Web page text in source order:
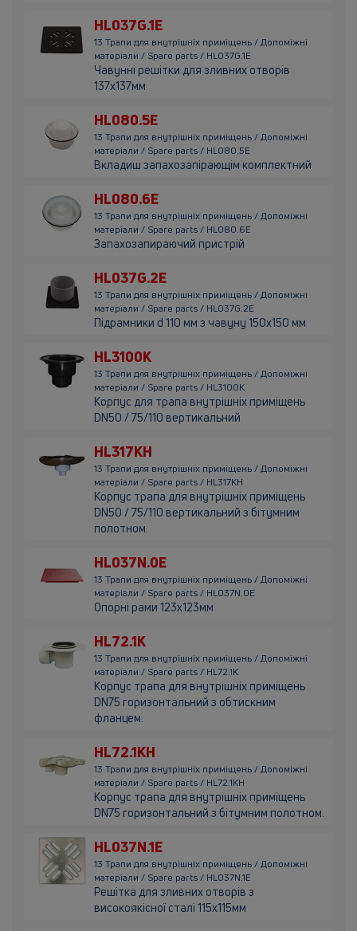
HL037G.1E
13 Трапи для внутрішніх приміщень / Допоміжні
матеріали / Spare parts / HL037G.1E
Чавунні решітки для зливних отворів
137х137мм
HL080.5E
13 Трапи для внутрішніх приміщень / Допоміжні
матеріали / Spare parts / HL080.5E
Вкладиш запахозапірающім комплектний
HL080.6E
13 Трапи для внутрішніх приміщень / Допоміжні
матеріали / Spare parts / HL080.6E
Запахозапираючий пристрій
HL037G.2E
13 Трапи для внутрішніх приміщень / Допоміжні
матеріали / Spare parts / HL037G.2E
Підрамники d 110 мм з чавуну 150х150 мм
HL3100K
13 Трапи для внутрішніх приміщень / Допоміжні
матеріали / Spare parts / HL3100K
Корпус для трапа внутрішніх приміщень
DN50 / 75/110 вертикальний
HL317KH
13 Трапи для внутрішніх приміщень / Допоміжні
матеріали / Spare parts / HL317KH
Корпус трапа для внутрішніх приміщень
DN50 / 75/110 вертикальний з бітумним
полотном.
HL037N.0E
13 Трапи для внутрішніх приміщень / Допоміжні
матеріали / Spare parts / HL037N.0E
Опорні рами 123х123мм
HL72.1K
13 Трапи для внутрішніх приміщень / Допоміжні
матеріали / Spare parts / HL72.1K
Корпус трапа для внутрішніх приміщень
DN75 горизонтальний з обтискним
фланцем.
HL72.1KH
13 Трапи для внутрішніх приміщень / Допоміжні
матеріали / Spare parts / HL72.1KH
Корпус трапа для внутрішніх приміщень
DN75 горизонтальний з бітумним полотном.
HL037N.1E
13 Трапи для внутрішніх приміщень / Допоміжні
матеріали / Spare parts / HL037N.1E
Решітка для зливних отворів з
високоякісної сталі 115х115мм